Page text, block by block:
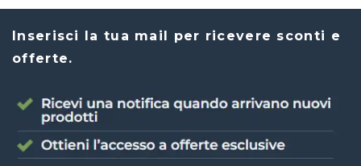
Inserisci la tua mail per ricevere sconti e
offerte.